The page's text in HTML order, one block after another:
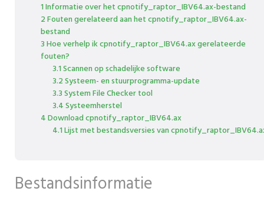
1 Informatie over het cpnotify_raptor_IBV64.ax-bestand
2 Fouten gerelateerd aan het cpnotify_raptor_IBV64.ax-
bestand
3 Hoe verhelp ik cpnotify_raptor_IBV64.ax gerelateerde
fouten?
3.1 Scannen op schadelijke software
3.2 Systeem- en stuurprogramma-update
3.3 System File Checker tool
3.4 Systeemherstel
4 Download cpnotify_raptor_IBV64.ax
4.1 Lijst met bestandsversies van
Bestandsinformatie